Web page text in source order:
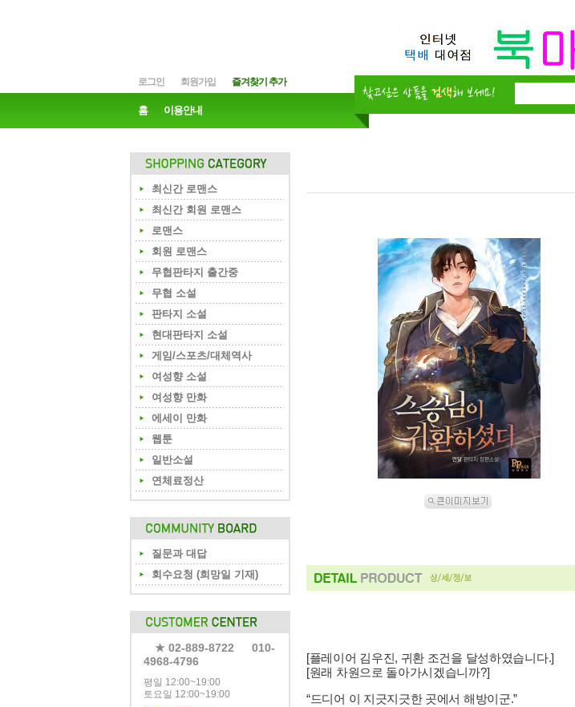
로그인 회원가입 즐겨찾기 추가
홈 이용안내
최신간 로맨스
최신간 회원 로맨스
로맨스
회원 로맨스
무협판타지 출간중
무협 소설
판타지 소설
현대판타지 소설
게임/스포츠/대체역사
여성향 소설
여성향 만화
에세이 만화
웹툰
일반소설
연체료정산
질문과 대답
회수요청 (희망일 기재)
★ 02-889-8722 010-
4968-4796
평일 12:00~19:00
토요일 12:00~19:00
[플레이어 김우진, 귀환 조건을 달성하였습니다.]
[원래 차원으로 돌아가시겠습니까?]
“드디어 이 지긋지긋한 곳에서 해방이군.”